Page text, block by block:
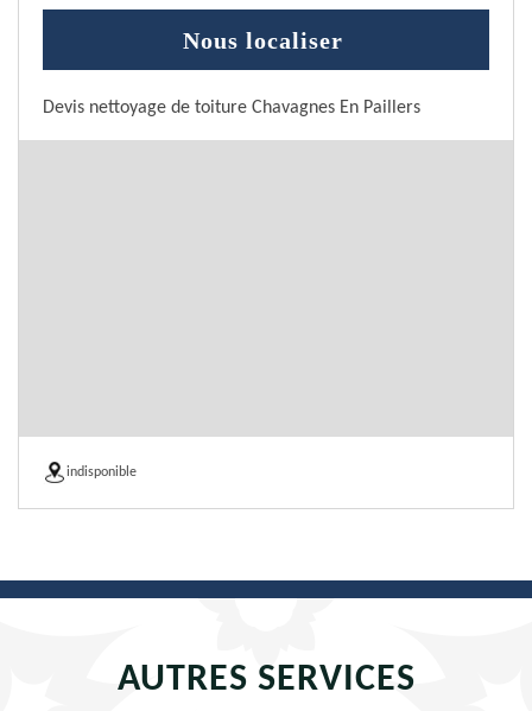
Nous localiser
Devis nettoyage de toiture Chavagnes En Paillers
indisponible
AUTRES SERVICES